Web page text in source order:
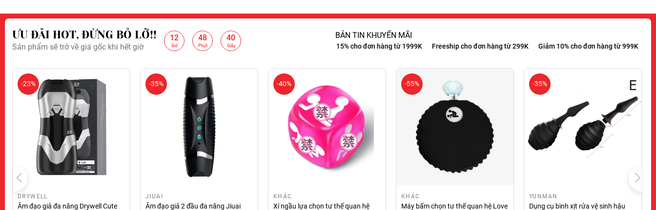
ƯU ĐÃI HOT, ĐỪNG BỎ LỠ!!
Sản phẩm sẽ trở về giá gốc khi hết giờ
12
Giờ
48
Phút
39
Giây
BẢN TIN KHUYẾN MÃI
Giảm 10% cho đơn hàng từ 999K Giảm 15% cho đơn hàng từ 1999K Freeship cho đơn hàng từ 299K Giảm 10% cho đơn hàng từ 999K Giảm 15%
-23%
DRYWELL
Âm đạo giả đa năng Drywell Cute
-35%
JIUAI
Âm đạo giả 2 đầu đa năng Jiuai
-40%
KHÁC
Xí ngầu lựa chọn tư thế quan hệ
-55%
KHÁC
Máy bấm chọn tư thế quan hệ Love
-35%
YUNMAN
Dụng cụ bình xịt rửa vệ sinh hậu